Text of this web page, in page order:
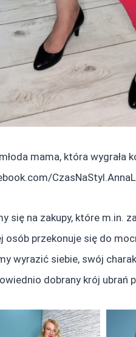
mama, która wygrała
się na zakupy, które m.in.
osób przekonuje się do
wyrazić siebie, swój
dobrany krój ubrań